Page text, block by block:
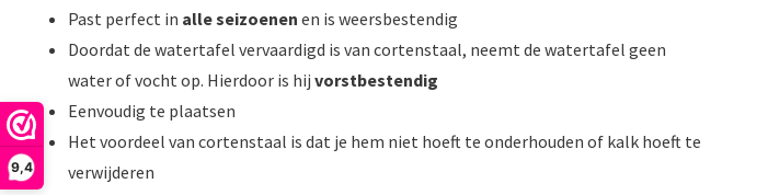
9,4
Past perfect in alle seizoenen en is weersbestendig
Doordat de watertafel vervaardigd is van cortenstaal, neemt de watertafel geen
water of vocht op. Hierdoor is hij vorstbestendig
Eenvoudig te plaatsen
Het voordeel van cortenstaal is dat je hem niet hoeft te onderhouden of kalk hoeft te
verwijderen